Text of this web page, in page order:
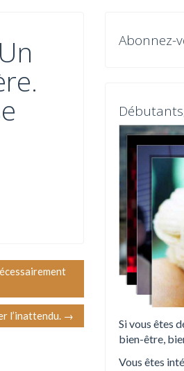
l’inattendu. →
Abonnez-
Si vous êtes
bien-être,
Vous êtes